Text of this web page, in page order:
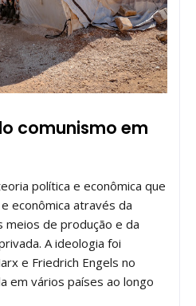
comunismo em
política e econômica que
econômica através da
de produção e da
A ideologia foi
e Friedrich Engels no
em vários países ao longo